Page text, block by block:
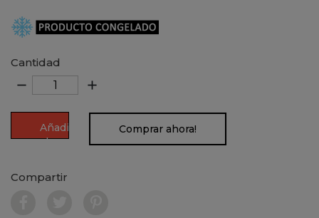
Cantidad
remove add
Añadir
al
Comprar ahora!
Compartir